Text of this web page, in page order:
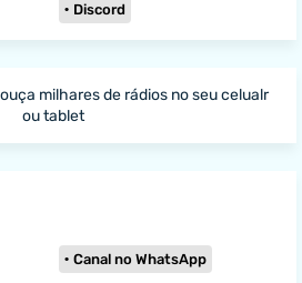
Discord
Canal no WhatsApp